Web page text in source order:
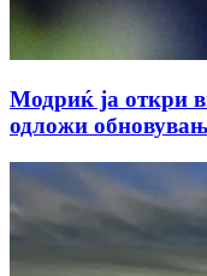
Модриќ ја откри
одложи